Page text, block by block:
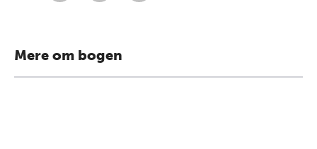
Mere om bogen